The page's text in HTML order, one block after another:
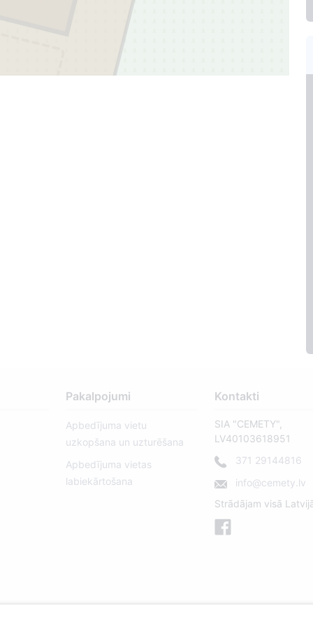
Pakalpojumi
Apbedījuma vietu
uzkopšana un uzturēšana
Apbedījuma vietas
labiekārtošana
Kontakti
SIA "CEMETY",
LV40103618951
371 29144816
info@cemety.lv
Strādājam visā